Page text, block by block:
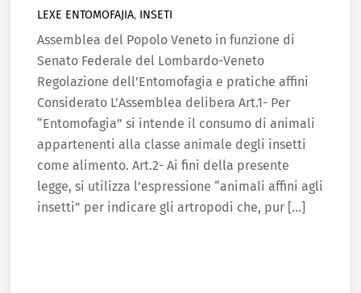
LEXE ENTOMOFAJIA, INSETI
Assemblea del Popolo Veneto in funzione di
Senato Federale del Lombardo-Veneto
Regolazione dell’Entomofagia e pratiche affini
Considerato L’Assemblea delibera Art.1- Per
“Entomofagia” si intende il consumo di animali
appartenenti alla classe animale degli insetti
come alimento. Art.2- Ai fini della presente
legge, si utilizza l’espressione “animali affini agli
insetti” per indicare gli artropodi che, pur […]